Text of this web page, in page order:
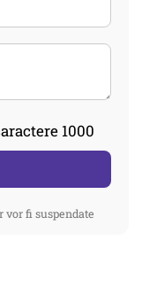
1000
fi suspendate